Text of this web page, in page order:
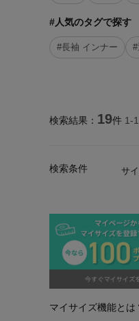
#人気のタグで探す
#長袖 インナー
検索結果： 19件 1-
検索条件 サ
マイサイズ機能とは